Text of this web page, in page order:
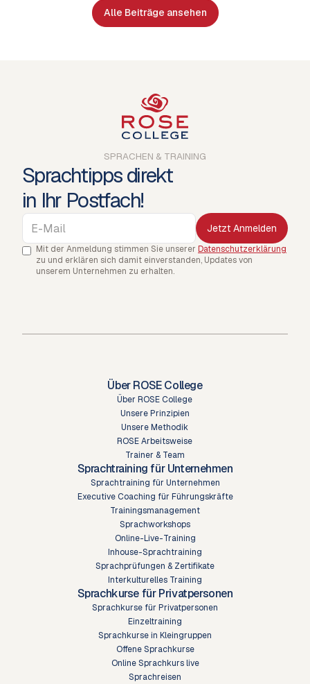
Alle Beiträge ansehen
Sprachtipps direkt
in Ihr Postfach!
Mit der Anmeldung stimmen Sie unserer Datenschutzerklärung
zu und erklären sich damit einverstanden, Updates von
unserem Unternehmen zu erhalten.
SPRACHEN & TRAINING
Über ROSE College
Über ROSE College
Unsere Prinzipien
Unsere Methodik
ROSE Arbeitsweise
Trainer & Team
Sprachtraining für Unternehmen
Sprachtraining für Unternehmen
Executive Coaching für Führungskräfte
Trainingsmanagement
Sprachworkshops
Online-Live-Training
Inhouse-Sprachtraining
Sprachprüfungen & Zertifikate
Interkulturelles Training
Sprachkurse für Privatpersonen
Sprachkurse für Privatpersonen
Einzeltraining
Sprachkurse in Kleingruppen
Offene Sprachkurse
Online Sprachkurs live
Sprachreisen